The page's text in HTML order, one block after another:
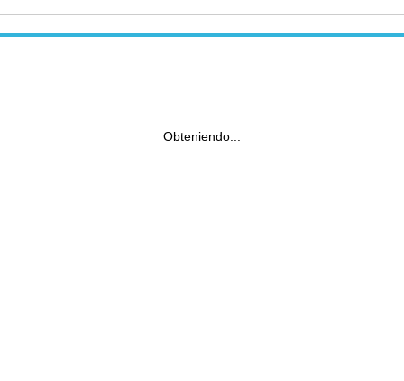
Obteniendo...